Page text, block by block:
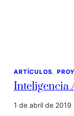
ARTÍCULOS,
Inteligencia
1 de abril de 2019